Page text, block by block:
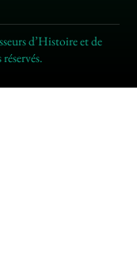
d’Histoire et de